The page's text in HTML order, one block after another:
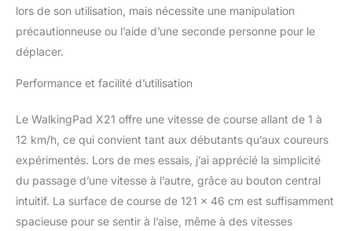
tapis WalkingPad X21
mesure 121 cm de long et
46 cm de large, ce qui la
marche et la course.
résistant et un
marchepied en EVA
absorbant les chocs
pour protéger vos
articulations, avec une
capacité de charge
maximale de 110 kg.
lors de son utilisation, mais nécessite une manipulation
précautionneuse ou l’aide d’une seconde personne pour le
déplacer.
Performance et facilité d’utilisation
Le WalkingPad X21 offre une vitesse de course allant de 1 à
12 km/h, ce qui convient tant aux débutants qu’aux coureurs
expérimentés. Lors de mes essais, j’ai apprécié la simplicité
du passage d’une vitesse à l’autre, grâce au bouton central
intuitif. La surface de course de 121 x 46 cm est suffisamment
spacieuse pour se sentir à l’aise, même à des vitesses